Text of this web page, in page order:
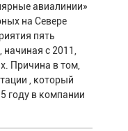
авиалинии»
на Севере
пять
с 2011,
Причина в том,
, который
году в компании